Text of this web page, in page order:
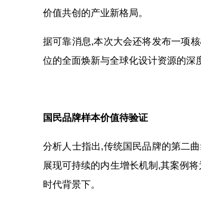
价值共创的产业新格局。
据可靠消息,本次大会还将发布一项
位的全面焕新与全球化设计资源的深
国民品牌样本价值待验证
分析人士指出,传统国民品牌的第二
展现可持续的内生增长机制,其案例
时代背景下。